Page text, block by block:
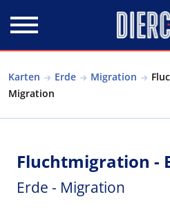
Karten Erde Migration
Migration
Fluchtmigration -
Erde - Migration